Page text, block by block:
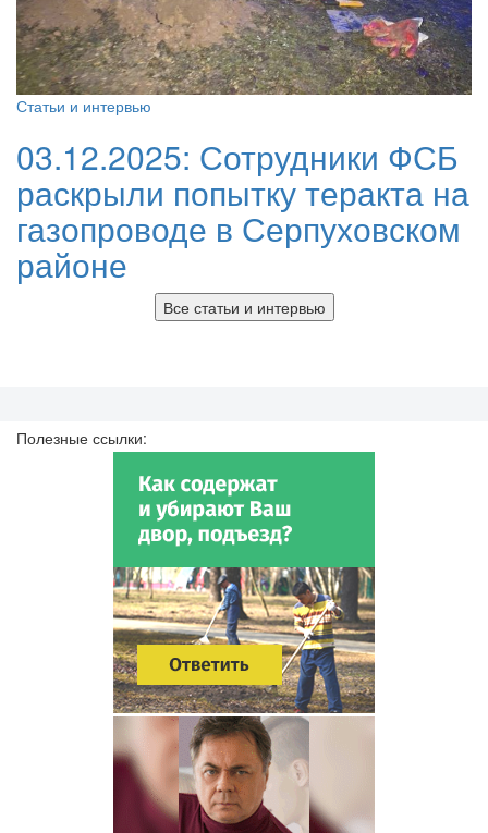
Статьи и интервью
03.12.2025: Сотрудники ФСБ
раскрыли попытку теракта на
газопроводе в Серпуховском
районе
Все статьи и интервью
Полезные ссылки: